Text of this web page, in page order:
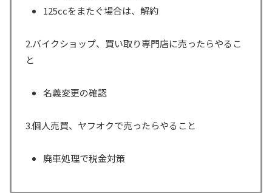
125ccをまたぐ場合は、解約
2.バイクショップ、買い取り専門店に売ったらやるこ
と
名義変更の確認
3.個人売買、ヤフオクで売ったらやること
廃車処理で税金対策